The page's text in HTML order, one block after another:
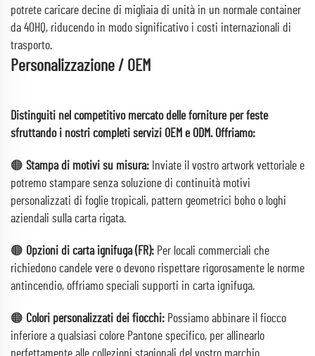
potrete caricare decine di migliaia di unità in un normale container
da 40HQ, riducendo in modo significativo i costi internazionali di
trasporto.
Personalizzazione / OEM
Distinguiti nel competitivo mercato delle forniture per feste
sfruttando i nostri completi servizi OEM e ODM. Offriamo:
🟠 Stampa di motivi su misura: Inviate il vostro artwork vettoriale e
potremo stampare senza soluzione di continuità motivi
personalizzati di foglie tropicali, pattern geometrici boho o loghi
aziendali sulla carta rigata.
🟠 Opzioni di carta ignifuga (FR): Per locali commerciali che
richiedono candele vere o devono rispettare rigorosamente le norme
antincendio, offriamo speciali supporti in carta ignifuga.
🟠 Colori personalizzati dei fiocchi: Possiamo abbinare il fiocco
inferiore a qualsiasi colore Pantone specifico, per allinearlo